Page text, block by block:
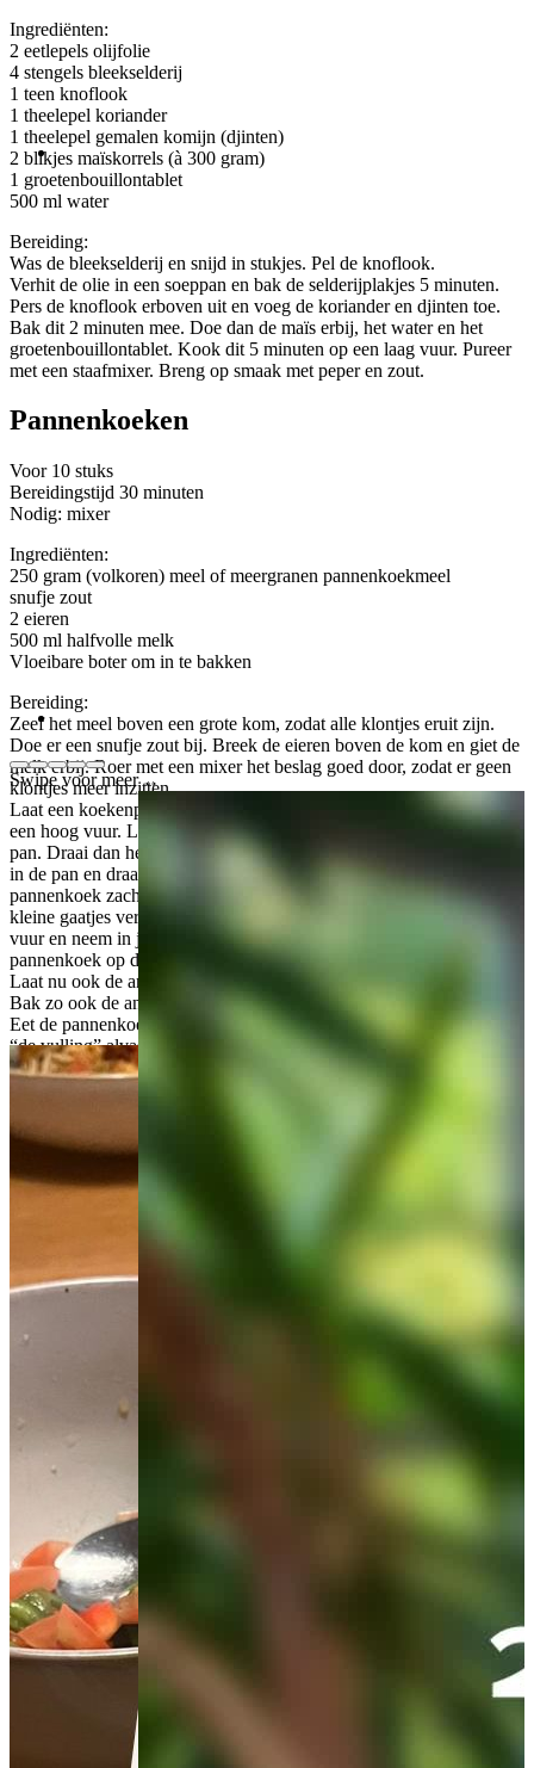
Ingrediënten:
2 eetlepels olijfolie
4 stengels bleekselderij
1 teen knoflook
1 theelepel koriander
1 theelepel gemalen komijn (djinten)
2 blikjes maïskorrels (à 300 gram)
1 groetenbouillontablet
500 ml water
Bereiding:
Was de bleekselderij en snijd in stukjes. Pel de knoflook.
Verhit de olie in een soeppan en bak de selderijplakjes 5 minuten.
Pers de knoflook erboven uit en voeg de koriander en djinten toe.
Bak dit 2 minuten mee. Doe dan de maïs erbij, het water en het
groetenbouillontablet. Kook dit 5 minuten op een laag vuur. Pureer
met een staafmixer. Breng op smaak met peper en zout.
Pannenkoeken
Voor 10 stuks
Bereidingstijd 30 minuten
Nodig: mixer
Ingrediënten:
250 gram (volkoren) meel of meergranen pannenkoekmeel
snufje zout
2 eieren
500 ml halfvolle melk
Vloeibare boter om in te bakken
Bereiding:
Zeef het meel boven een grote kom, zodat alle klontjes eruit zijn.
Doe er een snufje zout bij. Breek de eieren boven de kom en giet de
melk erbij. Roer met een mixer het beslag goed door, zodat er geen
klontjes meer inzitten.
Laat een koekenpan, liefst met antiaanbaklaag, goed heet worden op
een hoog vuur. Laat een kneepje vloeibare boter heet worden in de
pan. Draai dan het vuur wat lager. Giet een soepopscheplepel beslag
in de pan en draai de pan rond tot de hele bodem bedekt is. Laat de
pannenkoek zachtjes bakken totdat de bovenkant droog is en er
kleine gaatjes verschijnen. Neem met je ene hand de pan van het
vuur en neem in je andere hand een grote deksel. Laat de
pannenkoek op de deksel glijden en keer hem dan om in de pan.
Laat nu ook de andere kant lichtbruin bakken. Pas op! Dat gaat snel.
Bak zo ook de andere pannenkoeken.
Eet de pannenkoeken met stroop, suiker, jam, stukjes fruit of bak
“de vulling” alvast mee, zoals plakjes spek, plakjes appel en
rozijnen, plakjes kaas e.d.
Rozijnenbroodtosti met banaan
Ontbijt, lunch of tussendoortje voor 1 persoon
Bereidingstijd: 5 minuten
2 sneetjes (volkoren) rozijnenbrood
1 eetlepel verse roomkaas (light)
½ banaan in plakjes
Besmeer de sneetjes rozijnenbrood met de verse roomkaas. Druppel
op elk sneetje een theelepel honing. Verdeel de plakjes banaan over
bovenop. Bak de tosti in het tostiapparaat bruin. Snijd de tosti schuin
Swipe voor meer